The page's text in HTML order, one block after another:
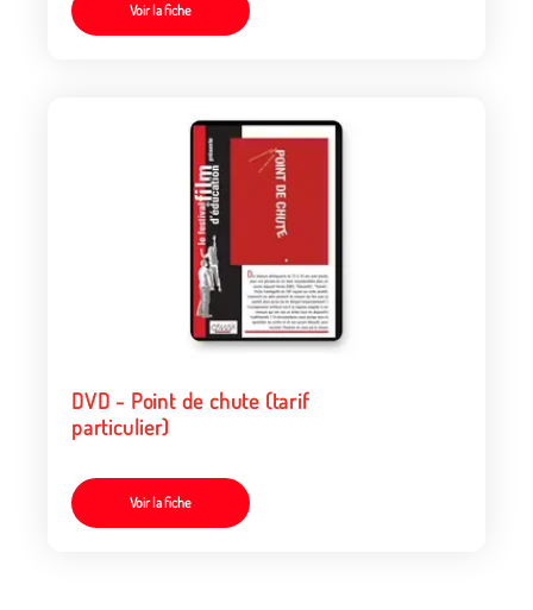
Voir la fiche
DVD - Point de chute (tarif
particulier)
Voir la fiche